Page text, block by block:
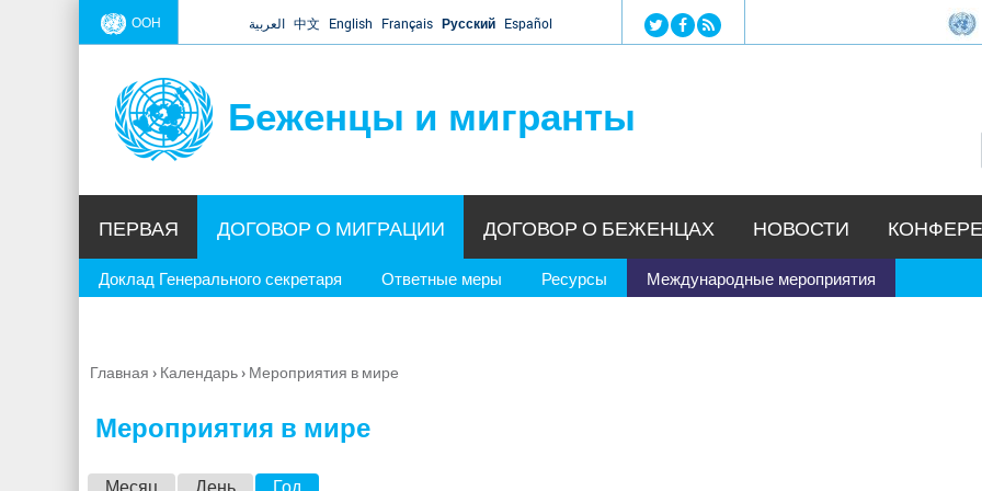
Jump to navigation
ООН العربية 中文 English Français Русский Español
Беженцы и мигранты
ПЕРВАЯ ДОГОВОР О МИГРАЦИИ
Доклад Генерального секретаря Ответные меры Ресурсы Международные мероприятия
ДОГОВОР О БЕЖЕНЦАХ НОВОСТИ
Вы
Главная › Календарь› Мероприятия в мире
Мероприятия в мире